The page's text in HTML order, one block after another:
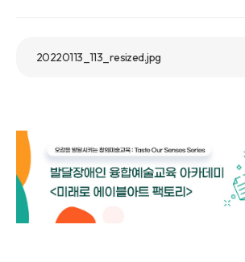
20220113_113_resized.jpg